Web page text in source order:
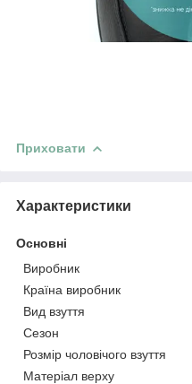
Приховати
Характеристики
Основні
Виробник
Країна виробник
Вид взуття
Сезон
Розмір чоловічого взуття
Матеріал верху